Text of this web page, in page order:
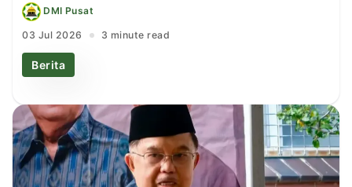
DMI Pusat
03 Jul 2026 3 minute read
Berita